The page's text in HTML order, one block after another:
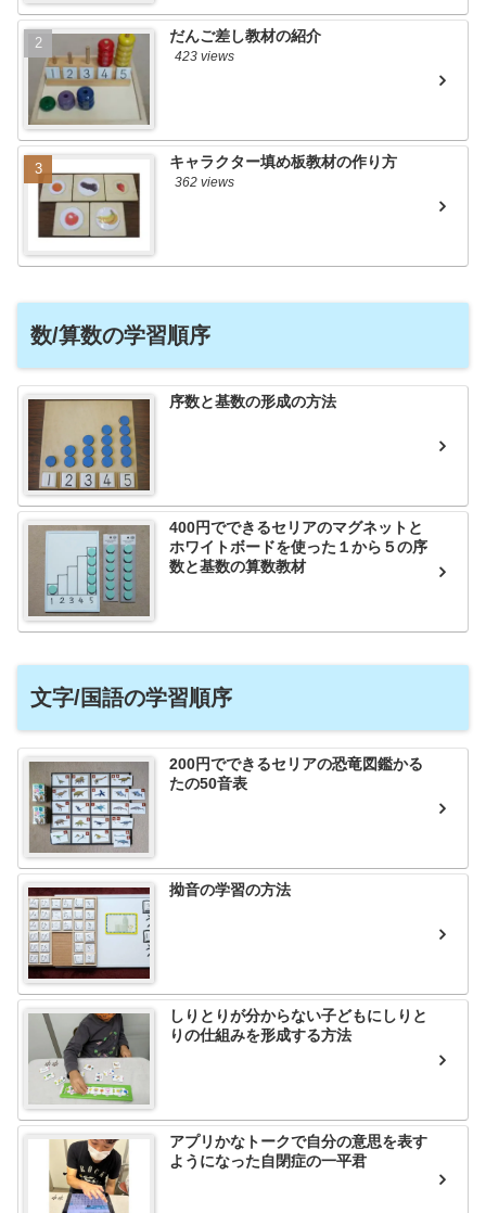
だんご差し教材の紹介
423 views
キャラクター填め板教材の作り方
362 views
数/算数の学習順序
序数と基数の形成の方法
400円でできるセリアのマグネットと
ホワイトボードを使った１から５の序
数と基数の算数教材
文字/国語の学習順序
200円でできるセリアの恐竜図鑑かる
たの50音表
拗音の学習の方法
しりとりが分からない子どもにしりと
りの仕組みを形成する方法
アプリかなトークで自分の意思を表す
ようになった自閉症の一平君